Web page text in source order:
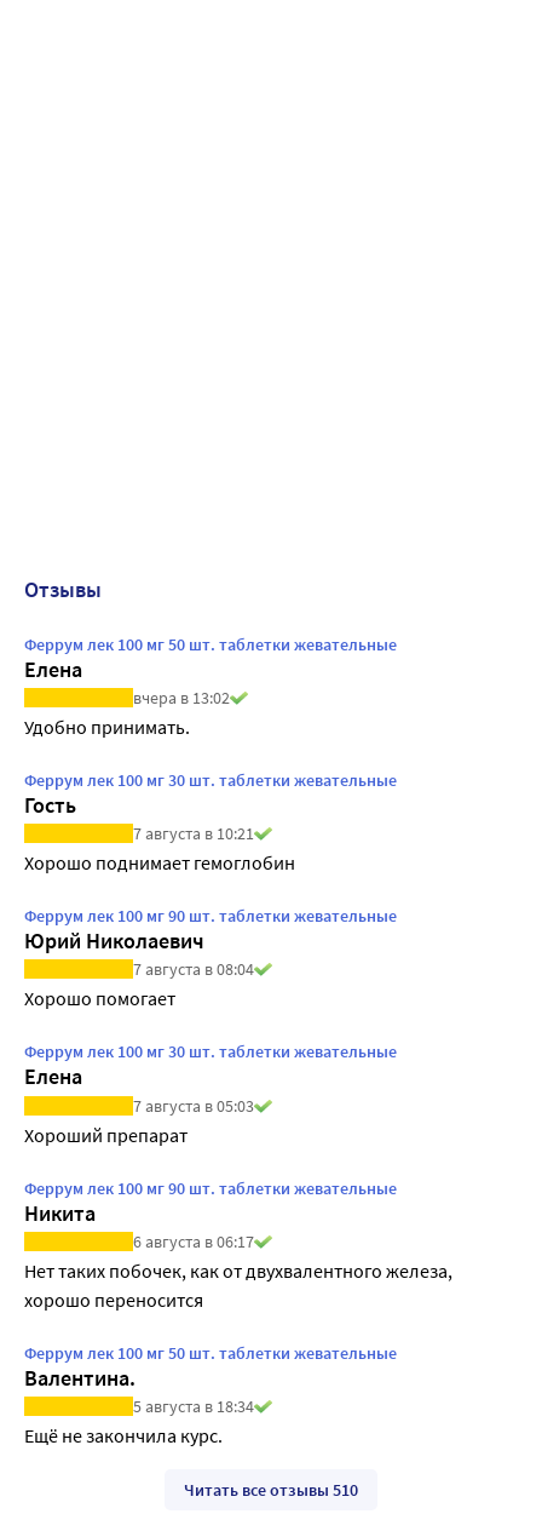
Отзывы
Феррум лек 100 мг 50 шт. таблетки жевательные
Елена
вчера в 13:02
Удобно принимать.
Феррум лек 100 мг 30 шт. таблетки жевательные
Гость
7 августа в 10:21
Хорошо поднимает гемоглобин
Феррум лек 100 мг 90 шт. таблетки жевательные
Юрий Николаевич
7 августа в 08:04
Хорошо помогает
Феррум лек 100 мг 30 шт. таблетки жевательные
Елена
7 августа в 05:03
Хороший препарат
Феррум лек 100 мг 90 шт. таблетки жевательные
Никита
6 августа в 06:17
Нет таких побочек, как от двухвалентного железа,
хорошо переносится
Феррум лек 100 мг 50 шт. таблетки жевательные
Валентина.
5 августа в 18:34
Ещё не закончила курс.
Читать все отзывы 510